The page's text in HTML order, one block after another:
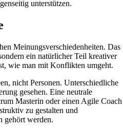
unterstützen.
Meinungsverschiedenheiten. Das
ein natürlicher Teil kreativer
wie man mit Konflikten umgeht.
nicht Personen. Unterschiedliche
gesehen. Eine neutrale
Masterin oder einen Agile Coach
zu gestalten und
gehört werden.